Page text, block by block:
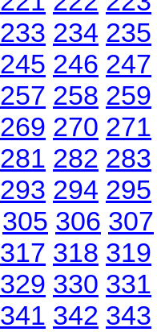
233 234 235
245 246 247
257 258 259
269 270 271
281 282 283
293 294 295
305 306 307
317 318 319
329 330 331
341 342 343